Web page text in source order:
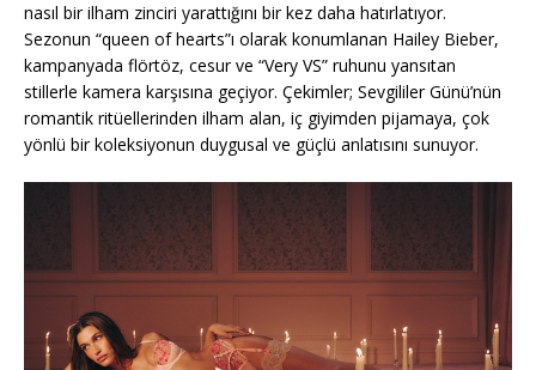
nasıl bir ilham zinciri yarattığını bir kez daha hatırlatıyor.
Sezonun “queen of hearts”ı olarak konumlanan Hailey Bieber,
kampanyada flörtöz, cesur ve “Very VS” ruhunu yansıtan
stillerle kamera karşısına geçiyor. Çekimler; Sevgililer Günü’nün
romantik ritüellerinden ilham alan, iç giyimden pijamaya, çok
yönlü bir koleksiyonun duygusal ve güçlü anlatısını sunuyor.